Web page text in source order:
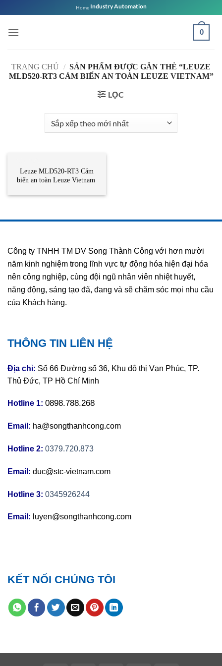
qua
nội
Home Industry Automation
0
TRANG CHỦ / SẢN PHẨM ĐƯỢC GẮN THẺ “LEUZE
MLD520-RT3 CẢM BIẾN AN TOÀN LEUZE VIETNAM”
LỌC
Leuze MLD520-RT3 Cảm
biến an toàn Leuze Vietnam
Công ty TNHH TM DV Song Thành Công với hơn mười
năm kinh nghiệm trong lĩnh vực tự động hóa hiện đại hóa
nên công nghiệp, cùng đội ngũ nhân viên nhiệt huyết,
năng động, sáng tạo đã, đang và sẽ chăm sóc mọi nhu cầu
của Khách hàng.
THÔNG TIN LIÊN HỆ
Địa chỉ: Số 66 Đường số 36, Khu đô thị Vạn Phúc, TP.
Thủ Đức, TP Hồ Chí Minh
Hotline 1: 0898.788.268
Email: ha@songthanhcong.com
Hotline 2: 0379.720.873
Email: duc@stc-vietnam.com
Hotline 3: 0345926244
Email: luyen@songthanhcong.com
KẾT NỐI CHÚNG TÔI